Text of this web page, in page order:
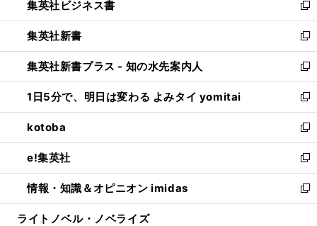
く
で
開
く
ド
ウ
で
開
く
い
ウ
ィ
ン
ド
ウ
で
開
く
集英社ビジネス書
新
し
い
ウ
ィ
ン
ド
ウ
で
開
く
集英社新書
新
し
い
ウ
ィ
ン
ド
ウ
で
開
く
集英社新書プラス - 知の水先案内人
新
し
い
ウ
ィ
ン
ド
ウ
で
開
1日5分で、明日は変わる よみタイ yomitai
新
し
い
ウ
ィ
ン
ド
ウ
kotoba
新
し
い
ウ
ィ
ン
e!集英社
新
し
い
ウ
情報・知識＆オピニオン imidas
新
し
ライトノベル・ノベライズ